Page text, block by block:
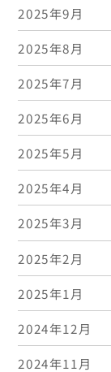
2025年9月
2025年8月
2025年7月
2025年6月
2025年5月
2025年4月
2025年3月
2025年2月
2025年1月
2024年12月
2024年11月